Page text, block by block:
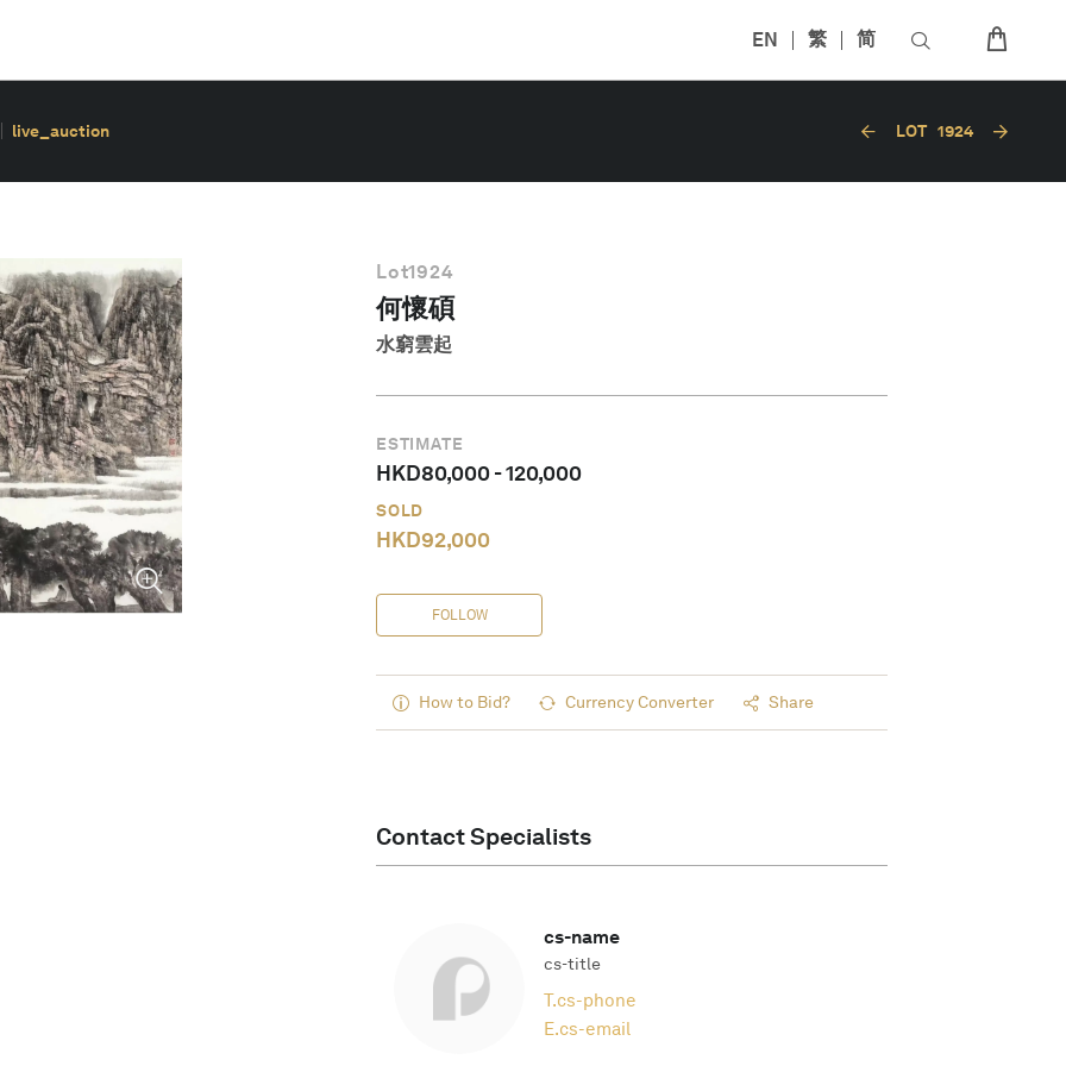
EN 繁 简
live_auction LOT 1924
Lot1924
何懷碩
水窮雲起
ESTIMATE
HKD80,000-120,000
SOLD
HKD92,000
FOLLOW
How to Bid? Currency Converter Share
Contact Specialists
cs-name
cs-title
T.cs-phone
E.cs-email